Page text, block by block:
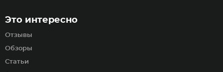
Это интересно
Отзывы
Обзоры
Статьи